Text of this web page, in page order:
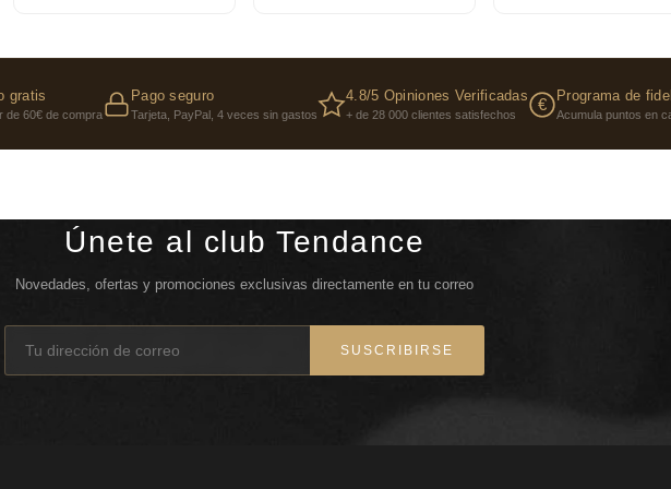
Azzaro Wanted es el perfume de un
solar se descubre en un cofre junto a un
hombre Wanted tiene así todo su arsenal de
Familia Olfativa: Amaderado Hespérido
gratis
de 60€ de compra
Pago seguro
Tarjeta, PayPal, 4 veces sin gastos
4.8/5 Opiniones Verificadas
+ de 28 000 clientes satisfechos
€ Programa de
Acumula puntos en
Únete al club Tendance
Novedades, ofertas y promociones exclusivas directamente en tu correo
SUSCRIBIRSE